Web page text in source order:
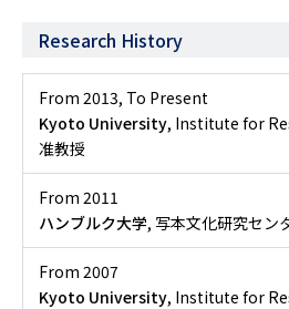
Research History
From 2013, To Present
Kyoto University, Institute for
准教授
From 2011
ハンブルク大学, 写本文化研究セン
From 2007
Kyoto University, Institute for